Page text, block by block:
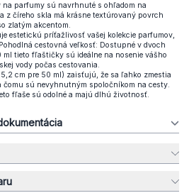
parfumy sú navrhnuté s ohľadom na
z číreho skla má krásne textúrovaný povrch
zlatým akcentom.
estetickú príťažlivosť vašej kolekcie parfumov,
cestovná veľkosť: Dostupné v dvoch
tieto fľaštičky sú ideálne na nosenie vášho
vody počas cestovania.
cm pre 50 ml) zaisťujú, že sa ľahko zmestia
čomu sú nevyhnutným spoločníkom na cesty.
fľaše sú odolné a majú dlhú životnosť.